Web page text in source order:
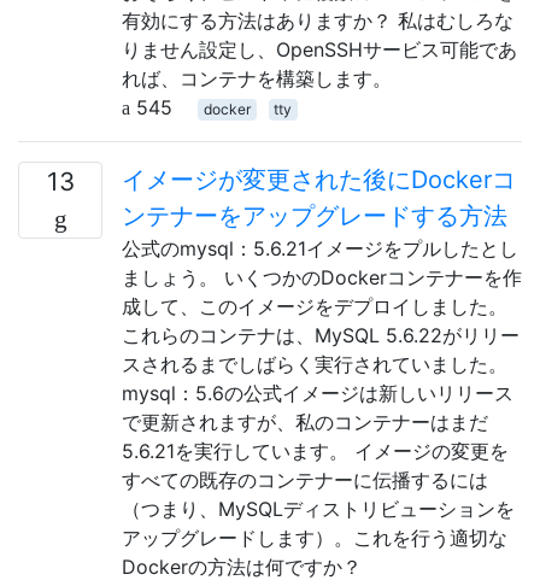
有効にする方法はありますか？ 私はむしろな
りません設定し、OpenSSHサービス可能であ
れば、コンテナを構築します。
545
docker tty
13
イメージが変更された後にDockerコ
ンテナーをアップグレードする方法
公式のmysql：5.6.21イメージをプルしたとし
ましょう。 いくつかのDockerコンテナーを作
成して、このイメージをデプロイしました。
これらのコンテナは、MySQL 5.6.22がリリー
スされるまでしばらく実行されていました。
mysql：5.6の公式イメージは新しいリリース
で更新されますが、私のコンテナーはまだ
5.6.21を実行しています。 イメージの変更を
すべての既存のコンテナーに伝播するには
（つまり、MySQLディストリビューションを
アップグレードします）。これを行う適切な
Dockerの方法は何ですか？